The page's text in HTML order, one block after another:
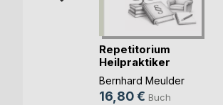
Repetitorium
Heilpraktiker
Psychot(...)
Bernhard Meulder
16,80 € Buch